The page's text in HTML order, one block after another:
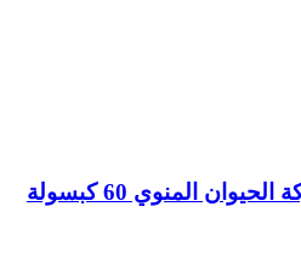
MotilityBoost – دعم حركة الحيوان المنوي 60 كبسولة